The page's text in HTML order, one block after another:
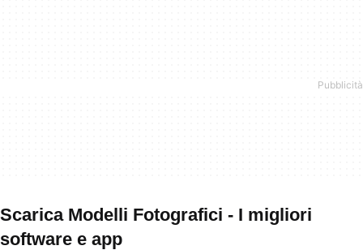
Scarica Modelli Fotografici - I migliori
software e app